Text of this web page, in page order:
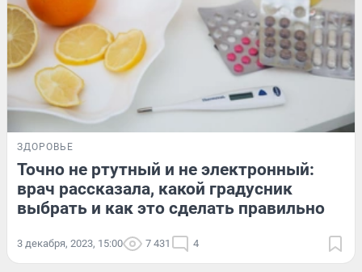
ЗДОРОВЬЕ
Точно не ртутный и не электронный:
врач рассказала, какой градусник
выбрать и как это сделать правильно
3 декабря, 2023, 15:00 7 431 4